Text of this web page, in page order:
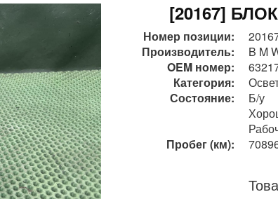
[20167]
Номер позиции:
Производитель:
B M
OEM номер:
Категория:
Состояние:
Б/у
Пробег (км):